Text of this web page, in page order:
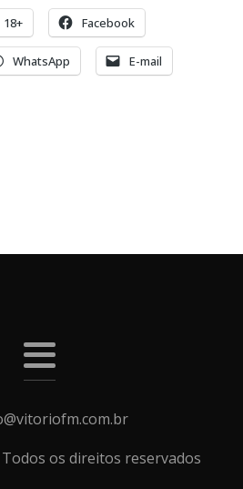
18+ Facebook
WhatsApp E-mail
os direitos reservados